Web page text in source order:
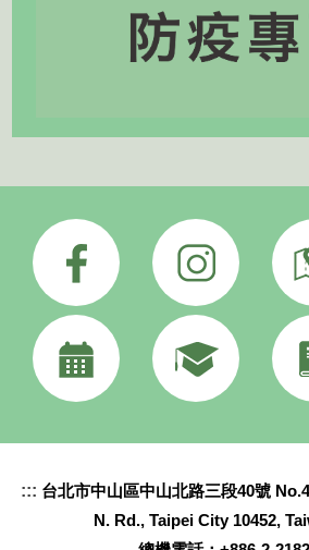
::: 台北市中山區中山北路三段40號
N. Rd., Taipei City 10452,